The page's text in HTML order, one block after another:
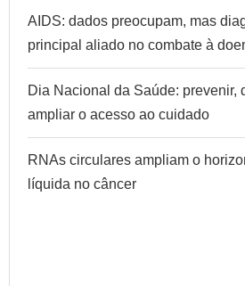
AIDS: dados preocupam, mas
principal aliado no combate à
Dia Nacional da Saúde: prevenir,
ampliar o acesso ao cuidado
RNAs circulares ampliam o
líquida no câncer